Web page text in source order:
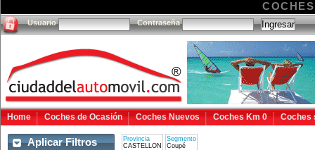
Usuario Contraseña
Home Coches de Ocasión Coches Nuevos Coches Km 0 Coches
Aplicar Filtros
Provincia
CASTELLON
Segmento
Coupé